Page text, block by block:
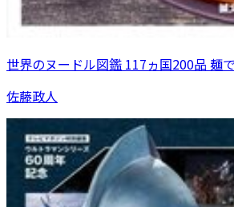
世界のヌードル図鑑 117ヵ国200品 麺
佐藤政人